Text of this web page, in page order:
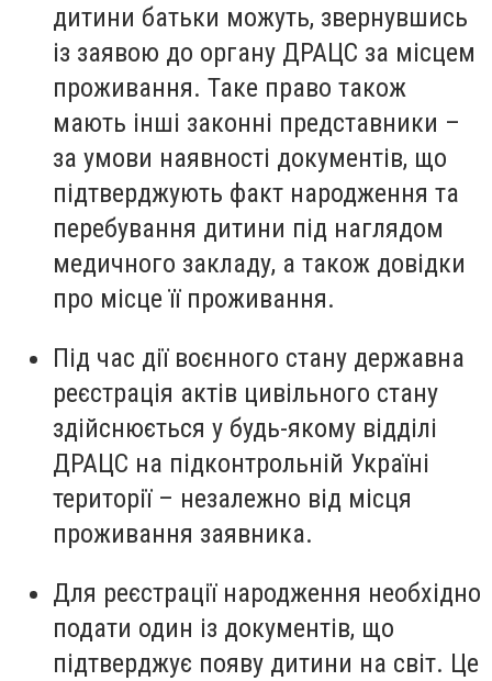
дитини батьки можуть, звернувшись
із заявою до органу ДРАЦС за місцем
проживання. Таке право також
мають інші законні представники –
за умови наявності документів, що
підтверджують факт народження та
перебування дитини під наглядом
медичного закладу, а також довідки
про місце її проживання.
Під час дії воєнного стану державна
реєстрація актів цивільного стану
здійснюється у будь-якому відділі
ДРАЦС на підконтрольній Україні
території – незалежно від місця
проживання заявника.
Для реєстрації народження необхідно
подати один із документів, що
підтверджує появу дитини на світ. Це